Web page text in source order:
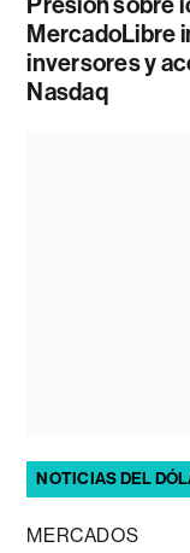
MercadoLibre
inversores y
Nasdaq
NOTICIAS DEL
MERCADOS